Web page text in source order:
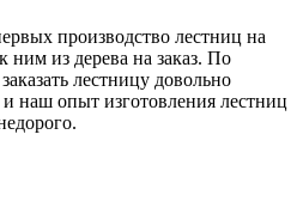
производство лестниц на
ним из дерева на заказ. По
лестницу довольно
наш опыт изготовления лестниц